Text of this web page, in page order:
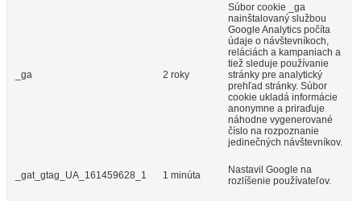
_ga 2 roky
Súbor cookie _ga
nainštalovaný službou
Google Analytics počíta
údaje o návštevníkoch,
reláciách a kampaniach a
tiež sleduje používanie
stránky pre analytický
prehľad stránky. Súbor
cookie ukladá informácie
anonymne a priraďuje
náhodne vygenerované
číslo na rozpoznanie
jedinečných návštevníkov.
_gat_gtag_UA_161459628_1 1 minúta
Nastavil Google na
rozlíšenie používateľov.